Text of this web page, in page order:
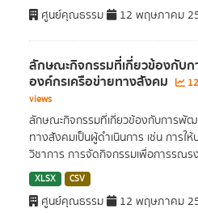
ศูนย์คุณธรรม 12 พฤษภาคม
ลักษณะกิจกรรมที่เกี่ยวข้องกั
องค์กรเครือข่ายทางสังคม
views
ลักษณะกิจกรรมที่เกี่ยวข้องกับการพั
ทางสังคมเป็นผู้ดำเนินการ เช่น การใ
วิชาการ การจัดกิจกรรมเพื่อการรณร
XLSX CSV
ศูนย์คุณธรรม 12 พฤษภาคม